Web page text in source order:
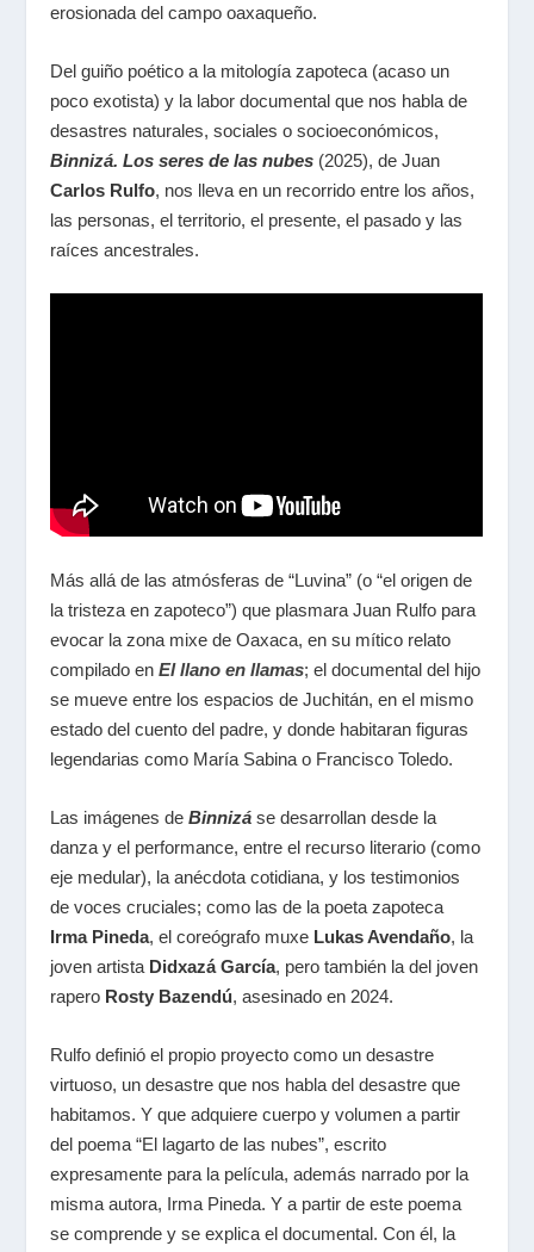
erosionada del campo oaxaqueño.
Del guiño poético a la mitología zapoteca (acaso un
poco exotista) y la labor documental que nos habla de
desastres naturales, sociales o socioeconómicos,
Binnizá. Los seres de las nubes (2025), de Juan
Carlos Rulfo, nos lleva en un recorrido entre los años,
las personas, el territorio, el presente, el pasado y las
raíces ancestrales.
Más allá de las atmósferas de “Luvina” (o “el origen de
la tristeza en zapoteco”) que plasmara Juan Rulfo para
evocar la zona mixe de Oaxaca, en su mítico relato
compilado enEl llano en llamas; el documental del hijo
se mueve entre los espacios de Juchitán, en el mismo
estado del cuento del padre, y donde habitaran figuras
legendarias como María Sabina o Francisco Toledo.
Las imágenes deBinnizá se desarrollan desde la
danza y el performance, entre el recurso literario (como
eje medular), la anécdota cotidiana, y los testimonios
de voces cruciales; como las de la poeta zapoteca
Irma Pineda, el coreógrafo muxe Lukas Avendaño, la
joven artista Didxazá García, pero también la del joven
rapero Rosty Bazendú, asesinado en 2024.
Rulfo definió el propio proyecto como un desastre
virtuoso, un desastre que nos habla del desastre que
habitamos. Y que adquiere cuerpo y volumen a partir
del poema “El lagarto de las nubes”, escrito
expresamente para la película, además narrado por la
misma autora, Irma Pineda. Y a partir de este poema
se comprende y se explica el documental. Con él, la